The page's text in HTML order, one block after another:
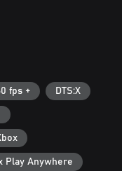
fps + DTS:X
Play Anywhere